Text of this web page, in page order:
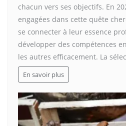
chacun vers ses objectifs. En
engagées dans cette quête
se connecter à leur essence
développer des compétences
les autres efficacement. La
En savoir plus